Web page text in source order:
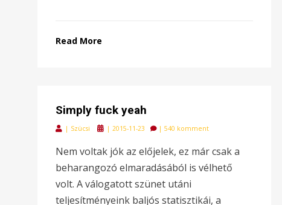
Read More
Simply fuck yeah
| Szücsi
Posted
| 2015-11-23 | 540 komment
Nem voltak jók az előjelek, ez már csak a
beharangozó elmaradásából is vélhető
volt. A válogatott szünet utáni
teljesítményeink baljós statisztikái, a